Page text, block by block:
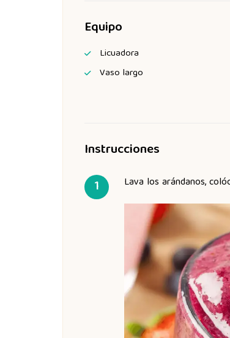
Equipo
Licuadora
Vaso largo
Instrucciones
Lava los arándanos,